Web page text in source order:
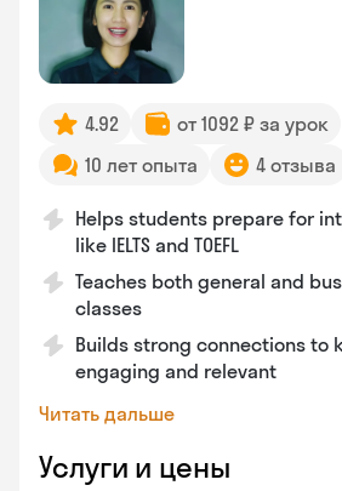
4.92
от 1092 ₽ за урок
10 лет опыта
4 отзыва
Helps students prepare for
like IELTS and TOEFL
Teaches both general and
classes
Builds strong connections to
engaging and relevant
Читать дальше
Услуги и цены